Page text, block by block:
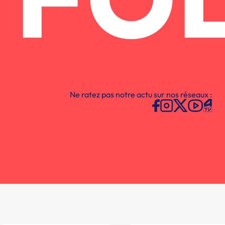
Ne ratez pas notre actu sur nos réseaux :